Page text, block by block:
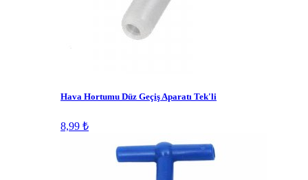
Hava Hortumu Düz Geçiş Aparatı Tek'li
8,99 ₺